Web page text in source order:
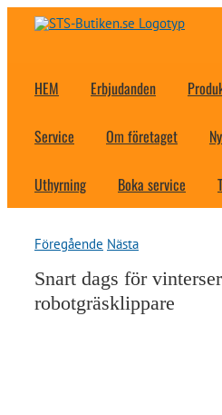
Fortsätt
HEM Erbjudanden
Service Om företaget
Uthyrning Boka service
Föregående Nästa
Snart dags för
robotgräsklippare